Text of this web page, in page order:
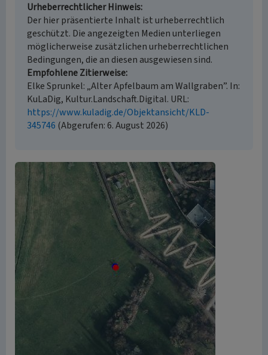
Urheberrechtlicher Hinweis
Der hier präsentierte Inhalt ist urheberrechtlich
geschützt. Die angezeigten Medien unterliegen
möglicherweise zusätzlichen urheberrechtlichen
Bedingungen, die an diesen ausgewiesen sind.
Empfohlene Zitierweise
Elke Sprunkel: „Alter Apfelbaum am Wallgraben”. In:
KuLaDig, Kultur.Landschaft.Digital. URL:
https://www.kuladig.de/Objektansicht/KLD-
345746 (Abgerufen: 6. August 2026)